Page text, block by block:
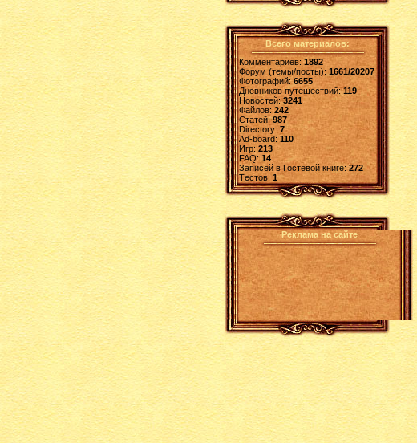
Всего материалов:
Комментариев: 1892
Форум (темы/посты):1661/20207
Фотографий:6655
Дневников путешествий:119
Новостей:3241
Файлов: 242
Статей:987
Directory: 7
Ad-board:110
Игр: 213
FAQ:14
Записей в Гостевой книге:272
Tестов: 1
Реклама на сайте